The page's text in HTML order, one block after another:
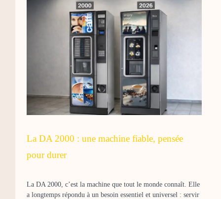
La DA 2000 : une machine fiable, pensée
pour durer
La DA 2000, c’est la machine que tout le monde connaît. Elle
a longtemps répondu à un besoin essentiel et universel : servir